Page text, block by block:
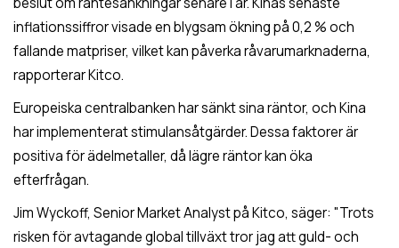
inflationssiffror visade en blygsam ökning på 0,2 % och
fallande matpriser, vilket kan påverka råvarumarknaderna,
rapporterar Kitco.
Europeiska centralbanken har sänkt sina räntor, och Kina
har implementerat stimulansåtgärder. Dessa faktorer är
positiva för ädelmetaller, då lägre räntor kan öka
efterfrågan.
Jim Wyckoff, Senior Market Analyst på Kitco, säger: "Trots
risken för avtagande global tillväxt tror jag att guld- och